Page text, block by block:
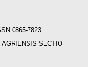
0865-7823
AGRIENSIS SECTIO